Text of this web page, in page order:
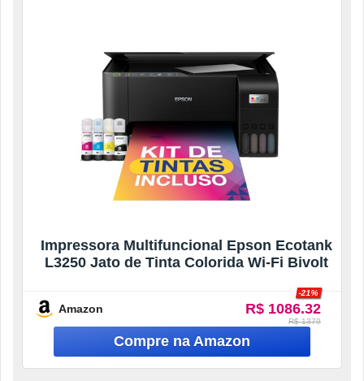
Impressora Multifuncional Epson Ecotank
L3250 Jato de Tinta Colorida Wi-Fi Bivolt
Amazon R$ 1086.32
-21%
R$ 1379